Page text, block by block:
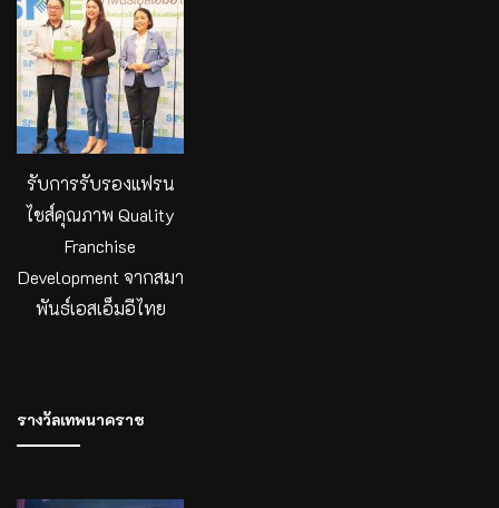
รับการรับรองแฟรน
ไชส์คุณภาพ Quality
Franchise
Development จากสมา
พันธ์เอสเอ็มอีไทย
รางวัลเทพนาคราช